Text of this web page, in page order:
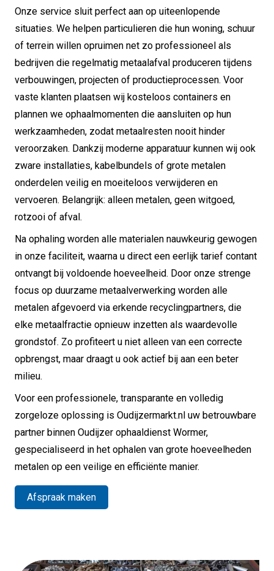
Onze service sluit perfect aan op uiteenlopende
situaties. We helpen particulieren die hun woning, schuur
of terrein willen opruimen net zo professioneel als
bedrijven die regelmatig metaalafval produceren tijdens
verbouwingen, projecten of productieprocessen. Voor
vaste klanten plaatsen wij kosteloos containers en
plannen we ophaalmomenten die aansluiten op hun
werkzaamheden, zodat metaalresten nooit hinder
veroorzaken. Dankzij moderne apparatuur kunnen wij ook
zware installaties, kabelbundels of grote metalen
onderdelen veilig en moeiteloos verwijderen en
vervoeren. Belangrijk: alleen metalen, geen witgoed,
rotzooi of afval.
Na ophaling worden alle materialen nauwkeurig gewogen
in onze faciliteit, waarna u direct een eerlijk tarief contant
ontvangt bij voldoende hoeveelheid. Door onze strenge
focus op duurzame metaalverwerking worden alle
metalen afgevoerd via erkende recyclingpartners, die
elke metaalfractie opnieuw inzetten als waardevolle
grondstof. Zo profiteert u niet alleen van een correcte
opbrengst, maar draagt u ook actief bij aan een beter
milieu.
Voor een professionele, transparante en volledig
zorgeloze oplossing is Oudijzermarkt.nl uw betrouwbare
partner binnen Oudijzer ophaaldienst Wormer,
gespecialiseerd in het ophalen van grote hoeveelheden
metalen op een veilige en efficiënte manier.
Afspraak maken